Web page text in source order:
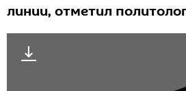
линии, отметил